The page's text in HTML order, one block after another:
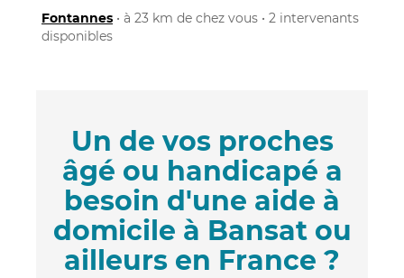
Fontannes • à 23 km de chez vous • 2 intervenants
disponibles
Un de vos proches
âgé ou handicapé a
besoin d'une aide à
domicile à Bansat ou
ailleurs en France ?